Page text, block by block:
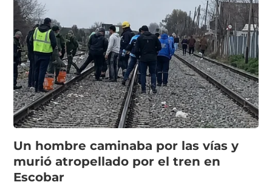
Un hombre caminaba por las vías y
murió atropellado por el tren en
Escobar